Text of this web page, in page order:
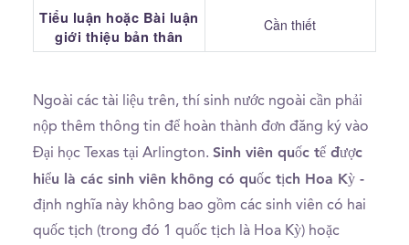
Tiểu luận hoặc Bài luận
giới thiệu bản thân
Cần thiết
Ngoài các tài liệu trên, thí sinh nước ngoài cần phải
nộp thêm thông tin để hoàn thành đơn đăng ký vào
Đại học Texas tại Arlington. Sinh viên quốc tế được
hiểu là các sinh viên không có quốc tịch Hoa Kỳ -
định nghĩa này không bao gồm các sinh viên có hai
quốc tịch (trong đó 1 quốc tịch là Hoa Kỳ) hoặc